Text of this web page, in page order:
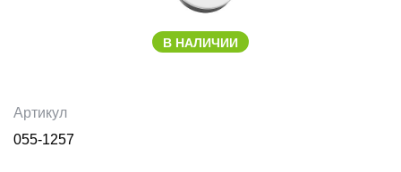
В НАЛИЧИИ
Артикул
055-1257